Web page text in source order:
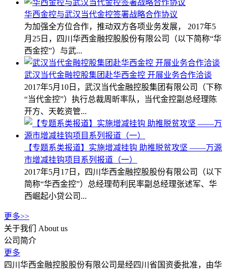
华西金控与武汉当代金控签署战略合作协议
为加强全方位合作，推动双方各项业务发展， 2017年5
月25日，四川华西金融控股股份有限公司（以下简称“华
西金控”）与武...
武汉当代金融控股集团赴华西金控 开展业务合作洽谈
2017年5月10日，武汉当代金融控股集团有限公司（下称
“当代金控”）执行总裁周昕率队，当代金控副总经理陈
开方、天乾资管...
【专题系类报道】实施增减挂钩 助推脱贫攻坚 ——万源
市增减挂钩项目系列报道（一）
2017年5月17日，四川华西金融控股股份有限公司（以下
简称“华西金控”）总经理苟利民率副总经理张述军、华
西崛起小贷公司...
更多>>
关于我们
About us
公司简介
更多
四川华西金融控股股份有限公司是经四川省国资委批准，由华